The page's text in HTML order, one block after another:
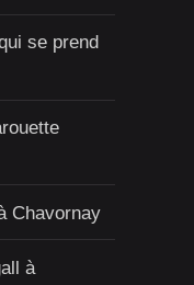
se prend
Chavornay
à